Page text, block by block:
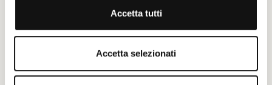
Accetta tutti
Accetta selezionati
L’artista cinese ha donato
«dittico» intitolato «A message
della tregua olimpica per i
cavalleresco riscoperto sotto
rimasti nei depositi, sono stati
percorso di visita